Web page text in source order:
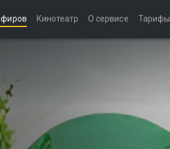
Кинотеатр О сервисе Тарифы